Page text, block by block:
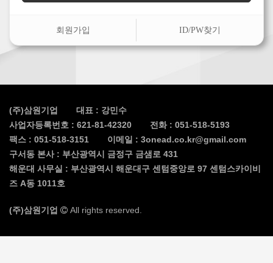
회원가입 ID/PW찾기
(주)삼원기업
대표 : 강민수
사업자등록번호 : 621-81-42320 전화 : 051-518-5193
팩스 : 051-518-3151 이메일 : 3onead.co.kr@gmail.com
구서동 본사 : 부산광역시 금정구 금샘로 431
해운대 사무실 : 부산광역시 해운대구 센텀중앙로 97 센텀스카이비
즈 A동 1011호
(주)삼원기업 All rights reserved.